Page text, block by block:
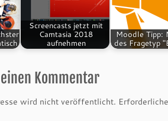
Screencasts jetzt mit
Camtasia 2018
aufnehmen
Moodle Tipp:
des Fragetyp
Kommentar
wird nicht veröffentlicht.